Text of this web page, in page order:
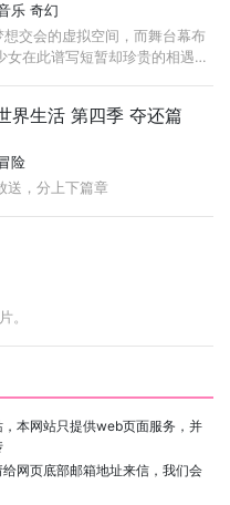
乐 奇幻
想交会的虚拟空间，而舞台幕布
在此谱写短暂却珍贵的相遇篇
界生活 第四季 夺还篇
险
送，分上下篇章
。
本网站只提供web页面服务，并
网页底部邮箱地址来信，我们会